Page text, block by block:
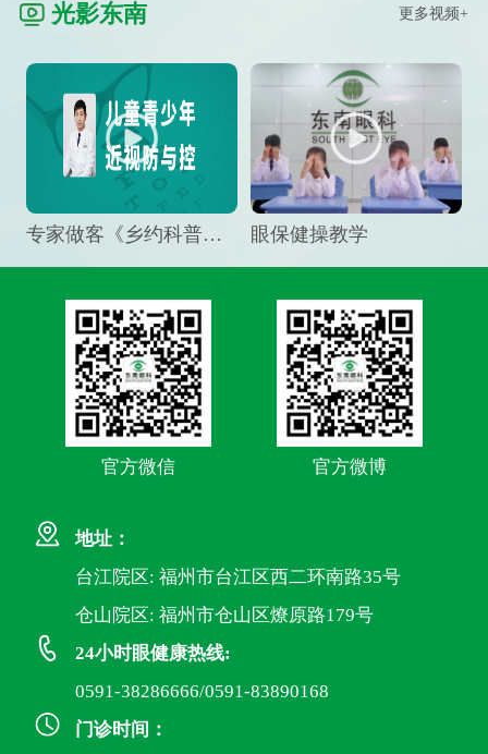
光影东南 更多视频+
专家做客《乡约科普》栏目，预防孩子近视竟然这么“简单” 眼保健操教学
官方微信 官方微博
地址：
台江院区: 福州市台江区西二环南路35号
仓山院区: 福州市仓山区燎原路179号
24小时眼健康热线:
0591-38286666/0591-83890168
门诊时间：